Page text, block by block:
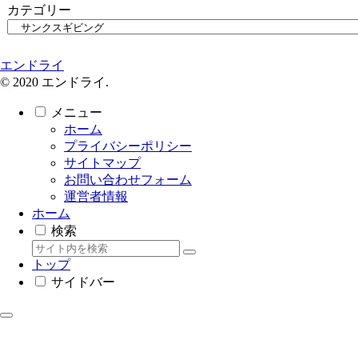
カテゴリー
エンドライ
© 2020 エンドライ.
メニュー
ホーム
プライバシーポリシー
サイトマップ
お問い合わせフォーム
運営者情報
ホーム
検索
トップ
サイドバー